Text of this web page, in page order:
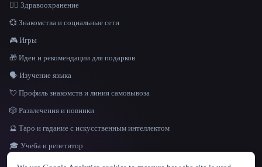
ЯЗЫК
👩‍⚕️ Здравоохранение
💞 Знакомства и социальные сети
🎮 Игры
🎁 Идеи и рекомендации для подарков
🗣️ Изучение языка
💘 Профиль знакомств и линия самовывоза
🎲 Развлечения и новинки
🔮 Таро и гадание с искусственным интеллектом
🎓 Учеба и репетитор